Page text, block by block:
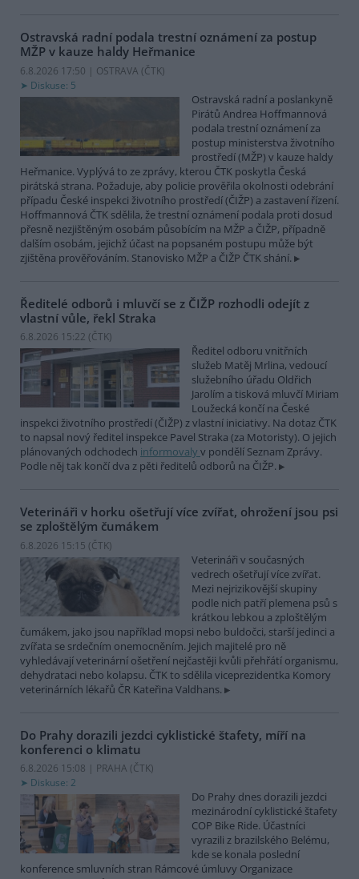
Ostravská radní podala trestní oznámení za postup
MŽP v kauze haldy Heřmanice
6.8.2026 17:50 | OSTRAVA (ČTK)
Diskuse: 5
Ostravská radní a poslankyně
Pirátů Andrea Hoffmannová
podala trestní oznámení za
postup ministerstva životního
prostředí (MŽP) v kauze haldy
Heřmanice. Vyplývá to ze zprávy, kterou ČTK poskytla Česká
pirátská strana. Požaduje, aby policie prověřila okolnosti odebrání
případu České inspekci životního prostředí (ČIŽP) a zastavení řízení.
Hoffmannová ČTK sdělila, že trestní oznámení podala proti dosud
přesně nezjištěným osobám působícím na MŽP a ČIŽP, případně
dalším osobám, jejichž účast na popsaném postupu může být
zjištěna prověřováním. Stanovisko MŽP a ČIŽP ČTK shání.
Ředitelé odborů i mluvčí se z ČIŽP rozhodli odejít z
vlastní vůle, řekl Straka
6.8.2026 15:22 (ČTK)
Ředitel odboru vnitřních
služeb Matěj Mrlina, vedoucí
služebního úřadu Oldřich
Jarolím a tisková mluvčí Miriam
Loužecká končí na České
inspekci životního prostředí (ČIŽP) z vlastní iniciativy. Na dotaz ČTK
to napsal nový ředitel inspekce Pavel Straka (za Motoristy). O jejich
plánovaných odchodech informovaly v pondělí Seznam Zprávy.
Podle něj tak končí dva z pěti ředitelů odborů na ČIŽP.
Veterináři v horku ošetřují více zvířat, ohrožení jsou psi
se zploštělým čumákem
6.8.2026 15:15 (ČTK)
Veterináři v současných
vedrech ošetřují více zvířat.
Mezi nejrizikovější skupiny
podle nich patří plemena psů s
krátkou lebkou a zploštělým
čumákem, jako jsou například mopsi nebo buldočci, starší jedinci a
zvířata se srdečním onemocněním. Jejich majitelé pro ně
vyhledávají veterinární ošetření nejčastěji kvůli přehřátí organismu,
dehydrataci nebo kolapsu. ČTK to sdělila viceprezidentka Komory
veterinárních lékařů ČR Kateřina Valdhans.
Do Prahy dorazili jezdci cyklistické štafety, míří na
konferenci o klimatu
6.8.2026 15:08 | PRAHA (ČTK)
Diskuse: 2
Do Prahy dnes dorazili jezdci
mezinárodní cyklistické štafety
COP Bike Ride. Účastníci
vyrazili z brazilského Belému,
kde se konala poslední
konference smluvních stran Rámcové úmluvy Organizace